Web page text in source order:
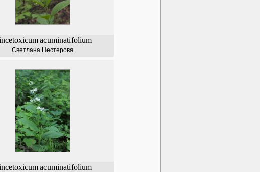
acuminatifolium
Светлана Нестерова
acuminatifolium